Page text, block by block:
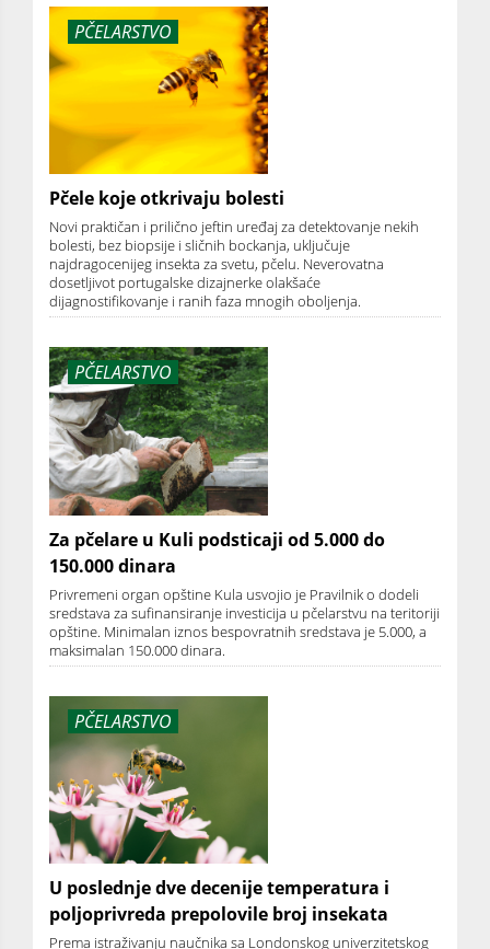
PČELARSTVO
Pčele koje otkrivaju bolesti
Novi praktičan i prilično jeftin uređaj za detektovanje nekih
bolesti, bez biopsije i sličnih bockanja, uključuje
najdragocenijeg insekta za svetu, pčelu. Neverovatna
dosetljivot portugalske dizajnerke olakšaće
dijagnostifikovanje i ranih faza mnogih oboljenja.
PČELARSTVO
Za pčelare u Kuli podsticaji od 5.000 do
150.000 dinara
Privremeni organ opštine Kula usvojio je Pravilnik o dodeli
sredstava za sufinansiranje investicija u pčelarstvu na teritoriji
opštine. Minimalan iznos bespovratnih sredstava je 5.000, a
maksimalan 150.000 dinara.
PČELARSTVO
U poslednje dve decenije temperatura i
poljoprivreda prepolovile broj insekata
Prema istraživanju naučnika sa Londonskog univerzitetskog